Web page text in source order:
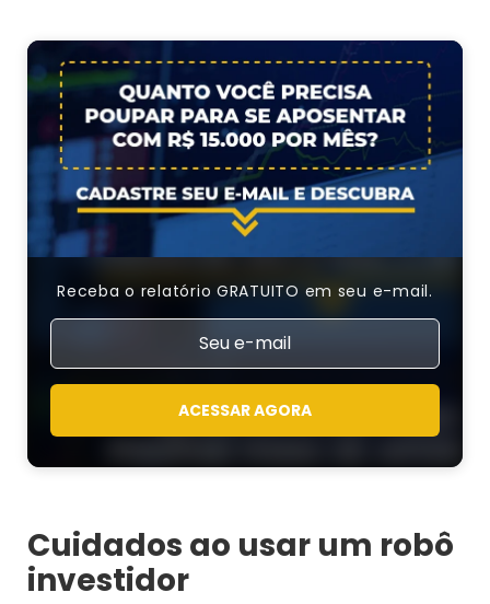
Receba o relatório GRATUITO em seu e-mail.
ACESSAR AGORA
Cuidados ao usar um robô
investidor